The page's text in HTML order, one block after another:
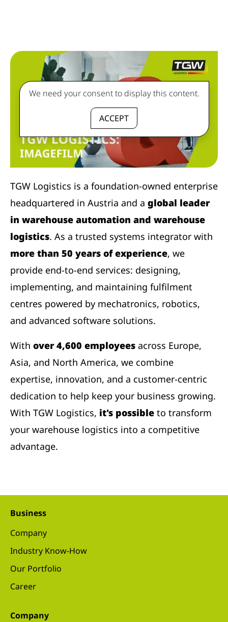
We need your consent to display this content.
ACCEPT
TGW Logistics is a foundation-owned enterprise
headquartered in Austria and a global leader
in warehouse automation and warehouse
logistics. As a trusted systems integrator with
more than 50 years of experience, we
provide end-to-end services: designing,
implementing, and maintaining fulfilment
centres powered by mechatronics, robotics,
and advanced software solutions.
With over 4,600 employees across Europe,
Asia, and North America, we combine
expertise, innovation, and a customer-centric
dedication to help keep your business growing.
With TGW Logistics, it's possible to transform
your warehouse logistics into a competitive
advantage.
Business
Company
Industry Know-How
Our Portfolio
Career
Company